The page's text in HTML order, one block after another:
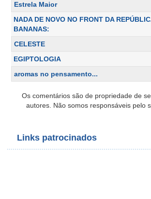
Estrela Maior
NADA DE NOVO NO FRONT DA
BANANAS:
CELESTE
EGIPTOLOGIA
aromas no pensamento...
Os comentários são de propriedade de
autores. Não somos responsáveis pelo
Links patrocinados